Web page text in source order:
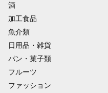
酒
加工食品
魚介類
日用品・雑貨
パン・菓子類
フルーツ
ファッション